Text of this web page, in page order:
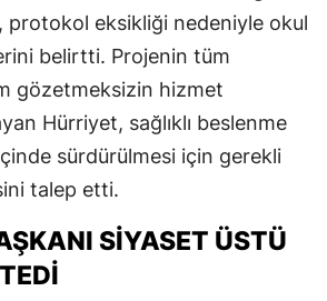
protokol eksikliği nedeniyle okul
belirtti. Projenin tüm
gözetmeksizin hizmet
Hürriyet, sağlıklı beslenme
sürdürülmesi için gerekli
talep etti.
SIYASET ÜSTÜ